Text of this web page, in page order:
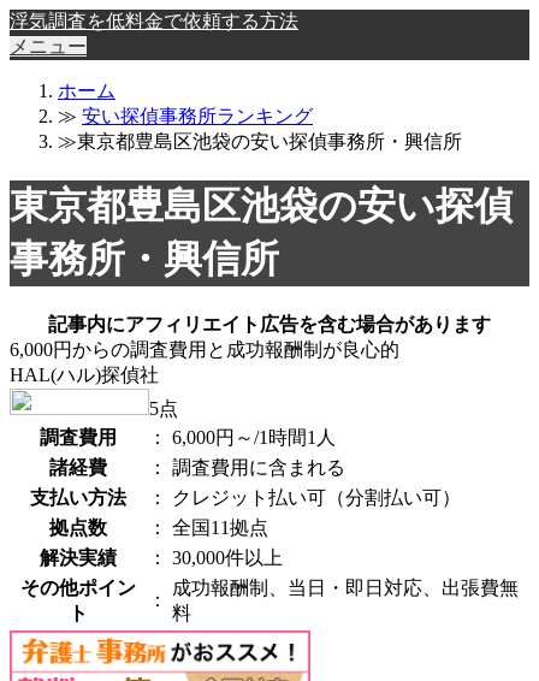
浮気調査を低料金で依頼する方法
メニュー
ホーム
≫ 安い探偵事務所ランキング
≫東京都豊島区池袋の安い探偵事務所・興信所
東京都豊島区池袋の安い探偵
事務所・興信所
記事内にアフィリエイト広告を含む場合があります
6,000円からの調査費用と成功報酬制が良心的
HAL(ハル)探偵社
5点
調査費用
：
6,000円～/1時間1人
諸経費
：
調査費用に含まれる
支払い方法
：
クレジット払い可（分割払い可）
拠点数
：
全国11拠点
解決実績
：
30,000件以上
その他ポイン
ト
：
成功報酬制、当日・即日対応、出張費無
料